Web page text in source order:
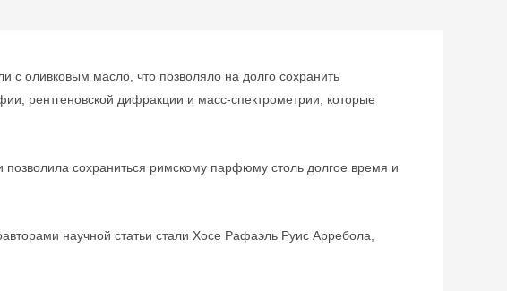
с оливковым масло, что позволяло на долго сохранить
рентгеновской дифракции и масс-спектрометрии, которые
сохраниться римскому парфюму столь долгое время и
научной статьи стали Хосе Рафаэль Руис Арребола,